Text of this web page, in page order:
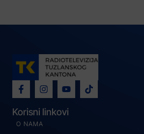
Korisni linkovi
O NAMA